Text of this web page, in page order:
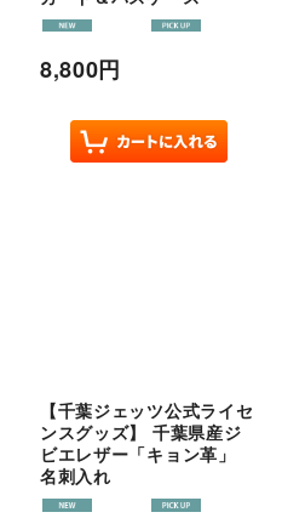
8,800円
【千葉ジェッツ公式ライセ
ンスグッズ】 千葉県産ジ
ビエレザー「キョン革」
名刺入れ